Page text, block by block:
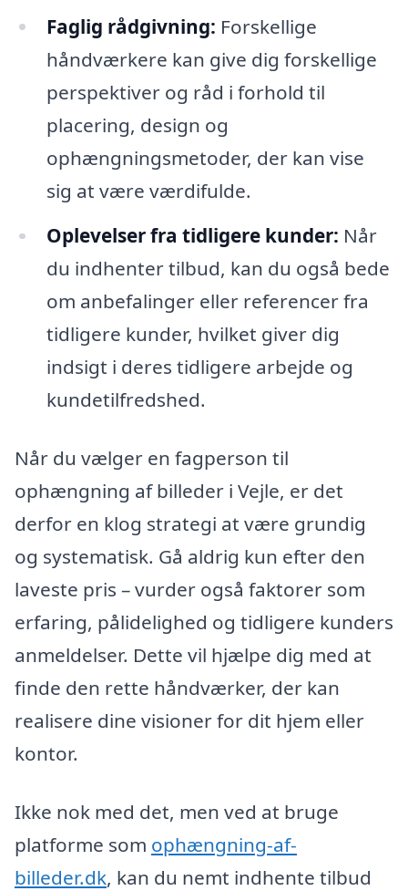
Faglig rådgivning: Forskellige
håndværkere kan give dig forskellige
perspektiver og råd i forhold til
placering, design og
ophængningsmetoder, der kan vise
sig at være værdifulde.
Oplevelser fra tidligere kunder: Når
du indhenter tilbud, kan du også bede
om anbefalinger eller referencer fra
tidligere kunder, hvilket giver dig
indsigt i deres tidligere arbejde og
kundetilfredshed.
Når du vælger en fagperson til
ophængning af billeder i Vejle, er det
derfor en klog strategi at være grundig
og systematisk. Gå aldrig kun efter den
laveste pris – vurder også faktorer som
erfaring, pålidelighed og tidligere kunders
anmeldelser. Dette vil hjælpe dig med at
finde den rette håndværker, der kan
realisere dine visioner for dit hjem eller
kontor.
Ikke nok med det, men ved at bruge
platforme som ophængning-af-
billeder.dk, kan du nemt indhente tilbud